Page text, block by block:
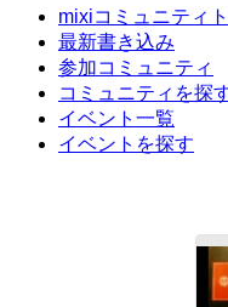
mixiコミュニティ
最新書き込み
参加コミュニティ
コミュニティを探
イベント一覧
イベントを探す